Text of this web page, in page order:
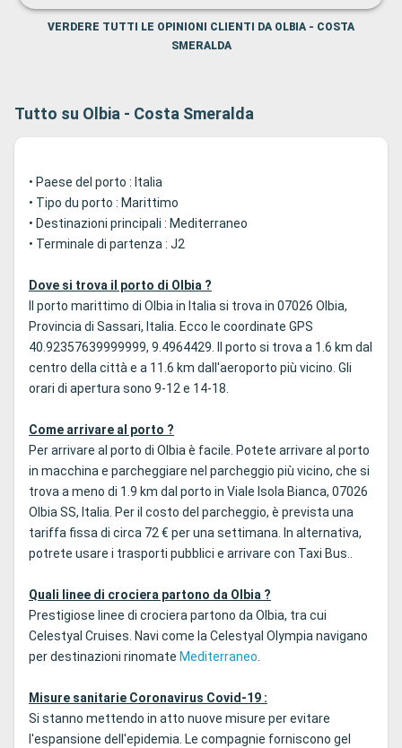
VERDERE TUTTI LE OPINIONI CLIENTI DA OLBIA - COSTA
SMERALDA
Tutto su Olbia - Costa Smeralda
• Paese del porto : Italia
• Tipo du porto : Marittimo
• Destinazioni principali : Mediterraneo
• Terminale di partenza : J2
Dove si trova il porto di Olbia ?
Il porto marittimo di Olbia in Italia si trova in 07026 Olbia,
Provincia di Sassari, Italia. Ecco le coordinate GPS
40.92357639999999, 9.4964429. Il porto si trova a 1.6 km dal
centro della città e a 11.6 km dall'aeroporto più vicino. Gli
orari di apertura sono 9-12 e 14-18.
Come arrivare al porto ?
Per arrivare al porto di Olbia è facile. Potete arrivare al porto
in macchina e parcheggiare nel parcheggio più vicino, che si
trova a meno di 1.9 km dal porto in Viale Isola Bianca, 07026
Olbia SS, Italia. Per il costo del parcheggio, è prevista una
tariffa fissa di circa 72 € per una settimana. In alternativa,
potrete usare i trasporti pubblici e arrivare con Taxi Bus..
Quali linee di crociera partono da Olbia ?
Prestigiose linee di crociera partono da Olbia, tra cui
Celestyal Cruises. Navi come la Celestyal Olympia navigano
per destinazioni rinomate Mediterraneo.
Misure sanitarie Coronavirus Covid-19 :
Si stanno mettendo in atto nuove misure per evitare
l'espansione dell'epidemia. Le compagnie forniscono gel